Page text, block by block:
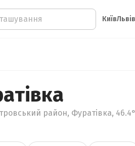
КиївЛьвів
район, Фуратівка,